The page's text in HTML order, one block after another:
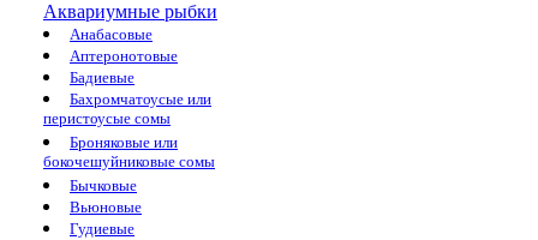
Аквариумные рыбки
Анабасовые
Аптеронотовые
Бадиевые
Бахромчатоусые или
перистоусые сомы
Броняковые или
бокочешуйниковые сомы
Бычковые
Вьюновые
Гудиевые